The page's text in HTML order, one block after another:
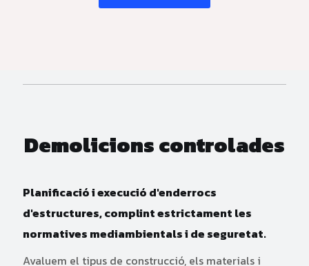
Demolicions controlades
Planificació i execució d'enderrocs
d'estructures, complint estrictament les
normatives mediambientals i de seguretat.
Avaluem el tipus de construcció, els materials i